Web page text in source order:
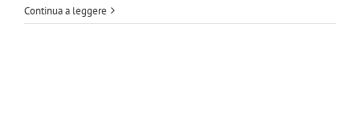
Continua a leggere